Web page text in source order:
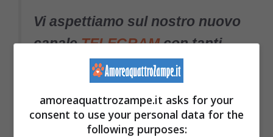
Vi aspettiamo sul nostro nuovo
canaleTELEGRAMcon tanti
consigli e novità
Odori naturali
amoreaquattrozampe.it asks for your
consent to use your personal data for the
following purposes: